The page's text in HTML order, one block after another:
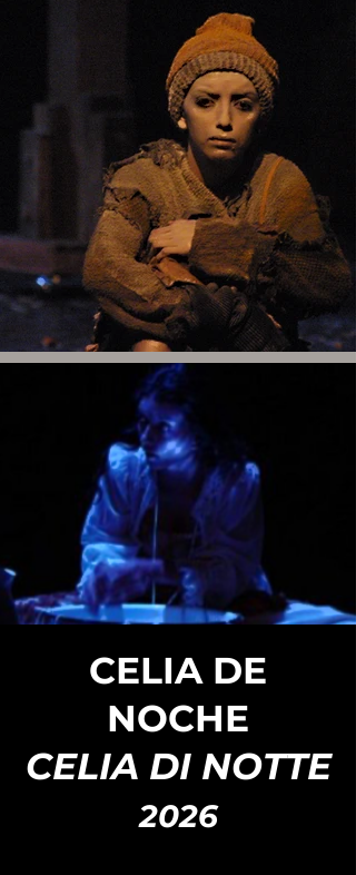
investigación escénica que da lugar
a monólogos de autoría propia y
proyectos escénicos con
perspectiva femenina.
Coordina talleres y laboratorios
escénicos, acompañando procesos
de creación a partir de la
experiencia corporal.
Artista costaricana con lavoro presentato
in Europa, America Latina e Caraibi.
CV completo
Ver más
CELIA DE
NOCHE
CELIA DI NOTTE
2026